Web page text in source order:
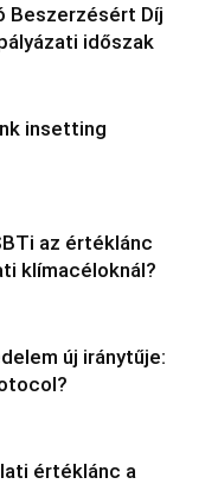
Beszerzésért Díj
időszak
insetting
az értéklánc
klímacéloknál?
új iránytűje:
értéklánc a